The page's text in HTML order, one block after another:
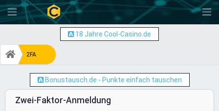
-
18 Jahre Cool-Casino.de
2FA
Bonustausch.de - Punkte einfach tauschen
Zwei-Faktor-Anmeldung